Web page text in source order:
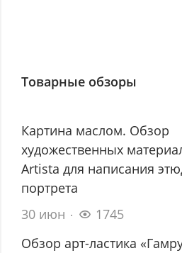
Товарные обзоры
Картина маслом. Обзор
художественных
Artista для написания
портрета
30 июн
1745
Обзор арт-ластика